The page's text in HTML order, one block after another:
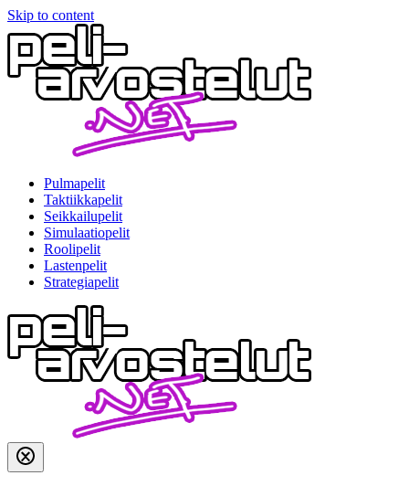
Skip to content
Pulmapelit
Taktiikkapelit
Seikkailupelit
Simulaatiopelit
Roolipelit
Lastenpelit
Strategiapelit